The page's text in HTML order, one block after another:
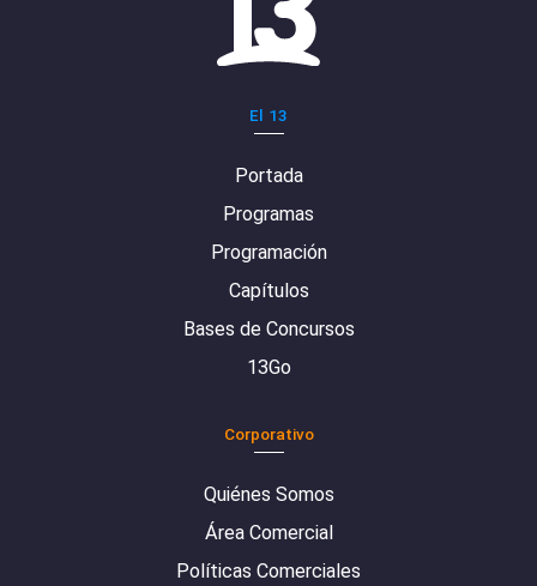
El 13
Portada
Programas
Programación
Capítulos
Bases de Concursos
13Go
Corporativo
Quiénes Somos
Área Comercial
Políticas Comerciales